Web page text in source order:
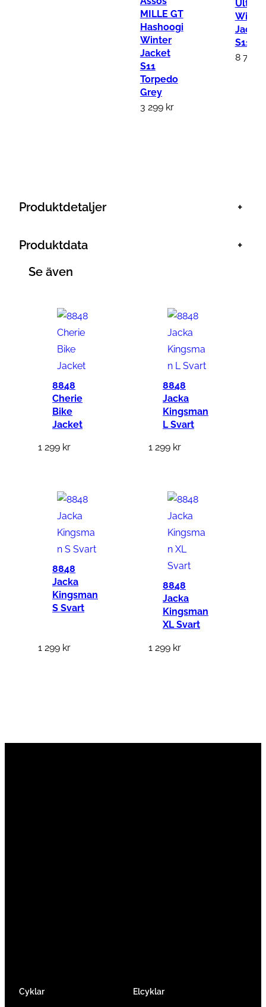
MILLE GT
Hashoogi
Winter
Jacket
S11
Torpedo
Grey
3 299 kr
Ultraz
Winter
Jacket
S11
8 749
Produktdetaljer +
Produktdata
+
Se även
8848
Cherie
Bike
Jacket
1 299 kr
8848
Jacka
Kingsman
L Svart
1 299 kr
8848
Jacka
Kingsman
S Svart
1 299 kr
8848
Jacka
Kingsman
XL Svart
1 299 kr
Cyklar Elcyklar